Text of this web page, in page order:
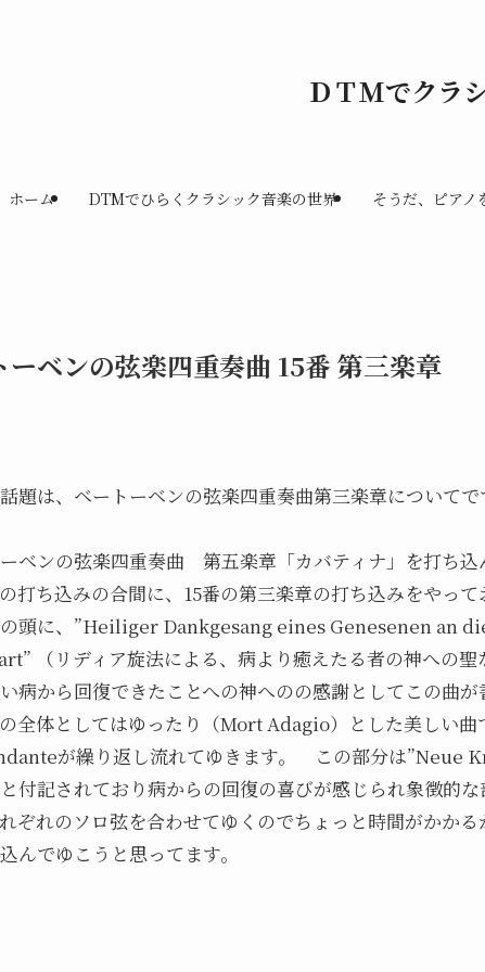
ＤＴＭでクラ
ホーム DTMでひらくクラシック音楽の世界 そうだ、ピアノ
ーベンの弦楽四重奏曲 15番 第三楽章
題は、ベートーベンの弦楽四重奏曲第三楽章についてで
ベンの弦楽四重奏曲 第五楽章「カバティナ」を打ち込
打ち込みの合間に、15番の第三楽章の打ち込みをやっ
の頭に、”Heiliger Dankgesang eines Genesenen an
（リディア旋法による、病より癒えたる者の神への聖
病から回復できたことへの神へのの感謝としてこの曲が
全体としてはゆったり（Mort Adagio）とした美しい曲
が繰り返し流れてゆきます。 この部分は”Neue
付記されており病からの回復の喜びが感じられ象徴的
ぞれのソロ弦を合わせてゆくのでちょっと時間がかかる
んでゆこうと思ってます。